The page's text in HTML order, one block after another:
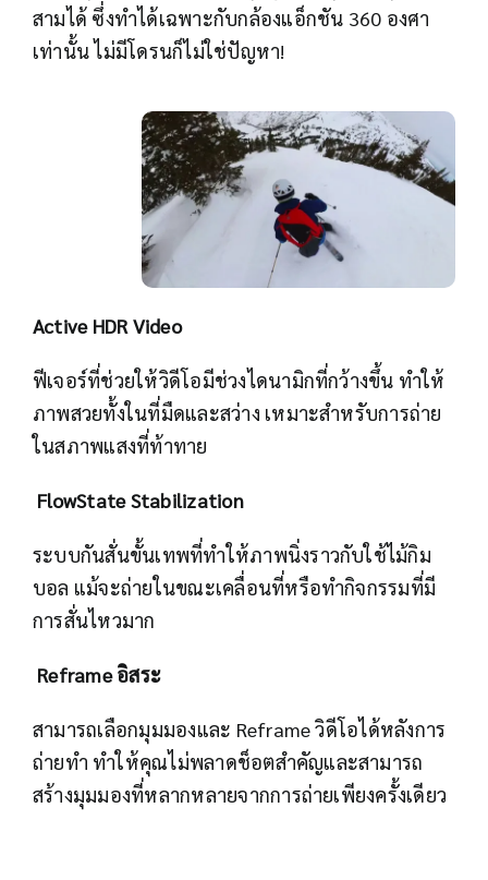
สามได้ ซึ่งทำได้เฉพาะกับกล้องแอ็กชัน 360 องศา
เท่านั้น ไม่มีโดรนก็ไม่ใช่ปัญหา!
Active HDR Video
ฟีเจอร์ที่ช่วยให้วิดีโอมีช่วงไดนามิกที่กว้างขึ้น ทำให้
ภาพสวยทั้งในที่มืดและสว่าง เหมาะสำหรับการถ่าย
ในสภาพแสงที่ท้าทาย
FlowState Stabilization
ระบบกันสั่นขั้นเทพที่ทำให้ภาพนิ่งราวกับใช้ไม้กิม
บอล แม้จะถ่ายในขณะเคลื่อนที่หรือทำกิจกรรมที่มี
การสั่นไหวมาก
Reframe อิสระ
สามารถเลือกมุมมองและ Reframe วิดีโอได้หลังการ
ถ่ายทำ ทำให้คุณไม่พลาดช็อตสำคัญและสามารถ
สร้างมุมมองที่หลากหลายจากการถ่ายเพียงครั้งเดียว